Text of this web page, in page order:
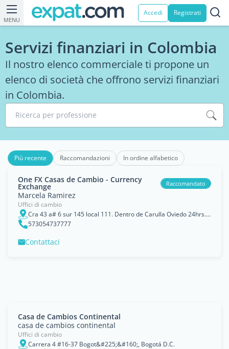
MENU
Accedi Registrati
Servizi finanziari in Colombia
Il nostro elenco commerciale ti propone un
elenco di società che offrono servizi finanziari
in Colombia.
Ricerca per professione
Più recente Raccomandazioni In ordine alfabetico
One FX Casas de Cambio - Currency
Exchange Raccomandato
Marcela Ramirez
Uffici di cambio
Cra 43 a# 6 sur 145 local 111. Dentro de Carulla Oviedo 24hrs. Medellin, Colombia
573054737777
Contattaci
Casa de Cambios Continental
casa de cambios continental
Uffici di cambio
Carrera 4 #16-37 Bogot&#225;&#160;, Bogotá D.C.